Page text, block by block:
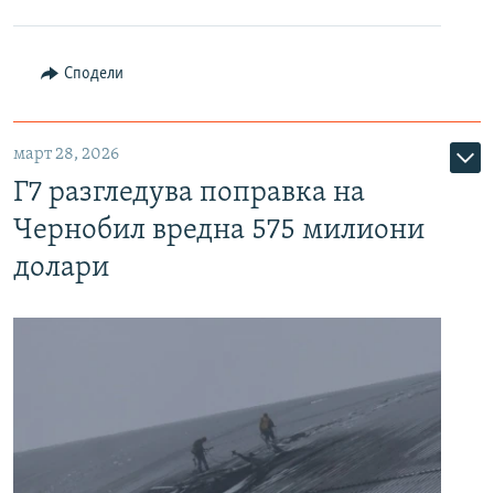
Сподели
март 28, 2026
Г7 разгледува поправка на
Чернобил вредна 575 милиони
долари